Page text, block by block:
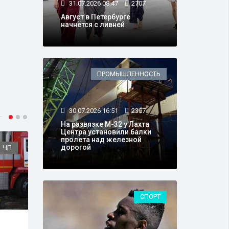
ЧП ТРАНСПОРТ
14.07.2026 08:48 46687
31.07.2026 08:47 2707
Август в Петербурге
начнётся с ливней
ПРОМЫШЛЕННОСТЬ
30.07.2026 16:51 2357
На развязке М-32 у Лахта
Центра установили балки
пролета над железной
дорогой
СПОРТ